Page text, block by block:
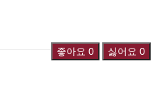
좋아요 0 싫어요 0